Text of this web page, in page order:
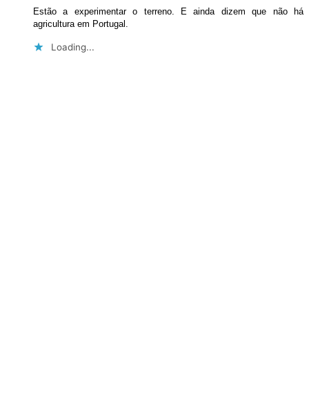
Estão a experimentar o terreno. E ainda dizem que não há
agricultura em Portugal.
Loading...